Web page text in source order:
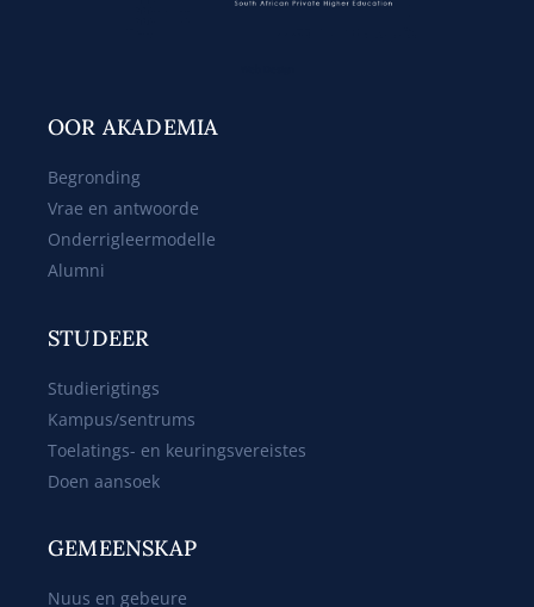
OOR AKADEMIA
Begronding
Vrae en antwoorde
Onderrigleermodelle
Alumni
STUDEER
Studierigtings
Kampus/sentrums
Toelatings- en keuringsvereistes
Doen aansoek
GEMEENSKAP
Nuus en gebeure